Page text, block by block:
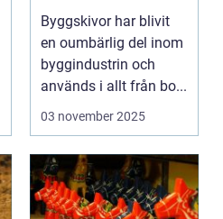
Byggskivor har blivit
en oumbärlig del inom
byggindustrin och
används i allt från bo...
03 november 2025